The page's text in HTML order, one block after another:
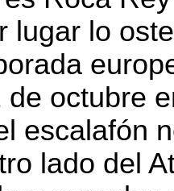
lugar lo
de octubre
escalafón
lado del